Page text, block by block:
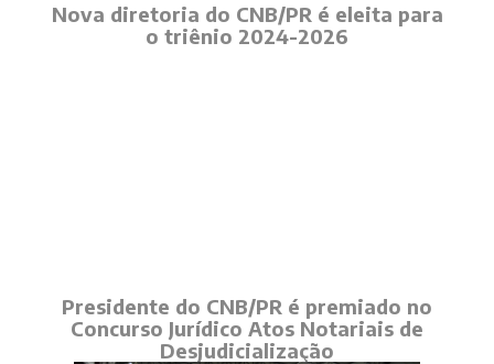
Nova diretoria do CNB/PR é eleita para
o triênio 2024-2026
Presidente do CNB/PR é premiado no
Concurso Jurídico Atos Notariais de
Desjudicialização